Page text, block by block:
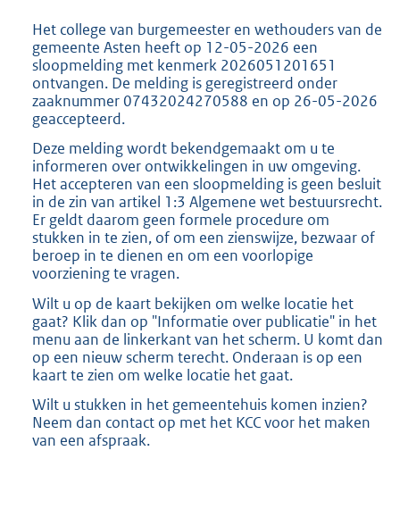
1
7
K
b
Het college van burgemeester en wethouders van de
gemeente Asten heeft op 12-05-2026 een
sloopmelding met kenmerk 2026051201651
ontvangen. De melding is geregistreerd onder
zaaknummer 07432024270588 en op 26-05-2026
geaccepteerd.
Deze melding wordt bekendgemaakt om u te
informeren over ontwikkelingen in uw omgeving.
Het accepteren van een sloopmelding is geen besluit
in de zin van artikel 1:3 Algemene wet bestuursrecht.
Er geldt daarom geen formele procedure om
stukken in te zien, of om een zienswijze, bezwaar of
beroep in te dienen en om een voorlopige
voorziening te vragen.
Wilt u op de kaart bekijken om welke locatie het
gaat? Klik dan op "Informatie over publicatie" in het
menu aan de linkerkant van het scherm. U komt dan
op een nieuw scherm terecht. Onderaan is op een
kaart te zien om welke locatie het gaat.
Wilt u stukken in het gemeentehuis komen inzien?
Neem dan contact op met het KCC voor het maken
van een afspraak.